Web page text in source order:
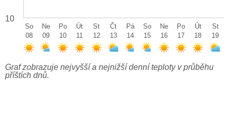
10
So
08
Ne
09
Po
10
Út
11
St
12
Čt
13
Pá
14
So
15
Ne
16
Po
17
Út
18
St
19
Graf zobrazuje nejvyšší a nejnižší denní teploty v průběhu
příštích dnů.